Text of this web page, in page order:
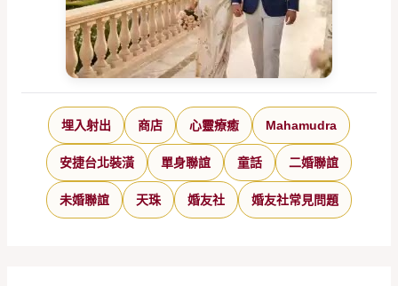
埋入射出 商店 心靈療癒 Mahamudra
安捷台北裝潢 單身聯誼 童話 二婚聯誼
未婚聯誼 天珠 婚友社 婚友社常見問題